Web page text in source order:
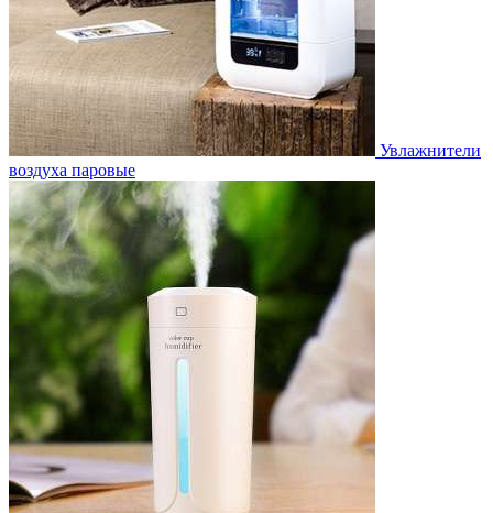
Увлажнители
воздуха паровые